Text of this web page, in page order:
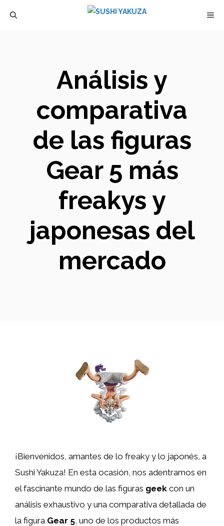
Análisis y
comparativa
de las figuras
Gear 5 más
freakys y
japonesas del
mercado
¡Bienvenidos, amantes de lo freaky y lo japonés, a
Sushi Yakuza! En esta ocasión, nos adentramos en
el fascinante mundo de las figuras geek con un
análisis exhaustivo y una comparativa detallada de
la figura Gear 5, uno de los productos más